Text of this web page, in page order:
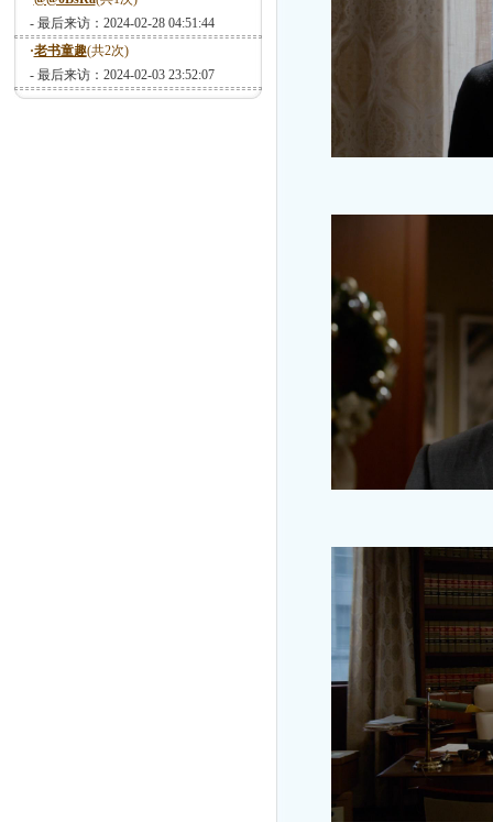
- 最后来访：2024-02-28 04:51:44
·老书童趣(共2次)
- 最后来访：2024-02-03 23:52:07